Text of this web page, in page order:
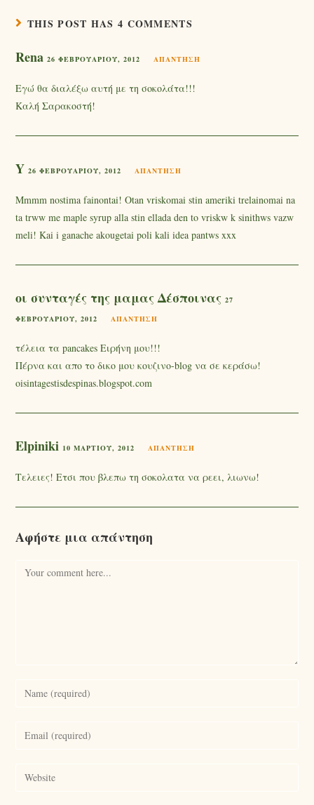
THIS POST HAS 4 COMMENTS
Rena 26 ΦΕΒΡΟΥΑΡΊΟΥ, 2012 ΑΠΆΝΤΗΣΗ
Εγώ θα διαλέξω αυτή με τη σοκολάτα!!!
Καλή Σαρακοστή!
Y 26 ΦΕΒΡΟΥΑΡΊΟΥ, 2012 ΑΠΆΝΤΗΣΗ
Mmmm nostima fainontai! Otan vriskomai stin ameriki trelainomai na
ta trww me maple syrup alla stin ellada den to vriskw k sinithws vazw
meli! Kai i ganache akougetai poli kali idea pantws xxx
οι συνταγές της μαμας Δέσποινας 27
ΦΕΒΡΟΥΑΡΊΟΥ, 2012
ΑΠΆΝΤΗΣΗ
τέλεια τα pancakes Ειρήνη μου!!!
Πέρνα και απο το δικο μου κουζινο-blog να σε κεράσω!
oisintagestisdespinas.blogspot.com
Elpiniki 10 ΜΑΡΤΊΟΥ, 2012 ΑΠΆΝΤΗΣΗ
Τελειες! Ετσι που βλεπω τη σοκολατα να ρεει, λιωνω!
Αφήστε μια απάντηση